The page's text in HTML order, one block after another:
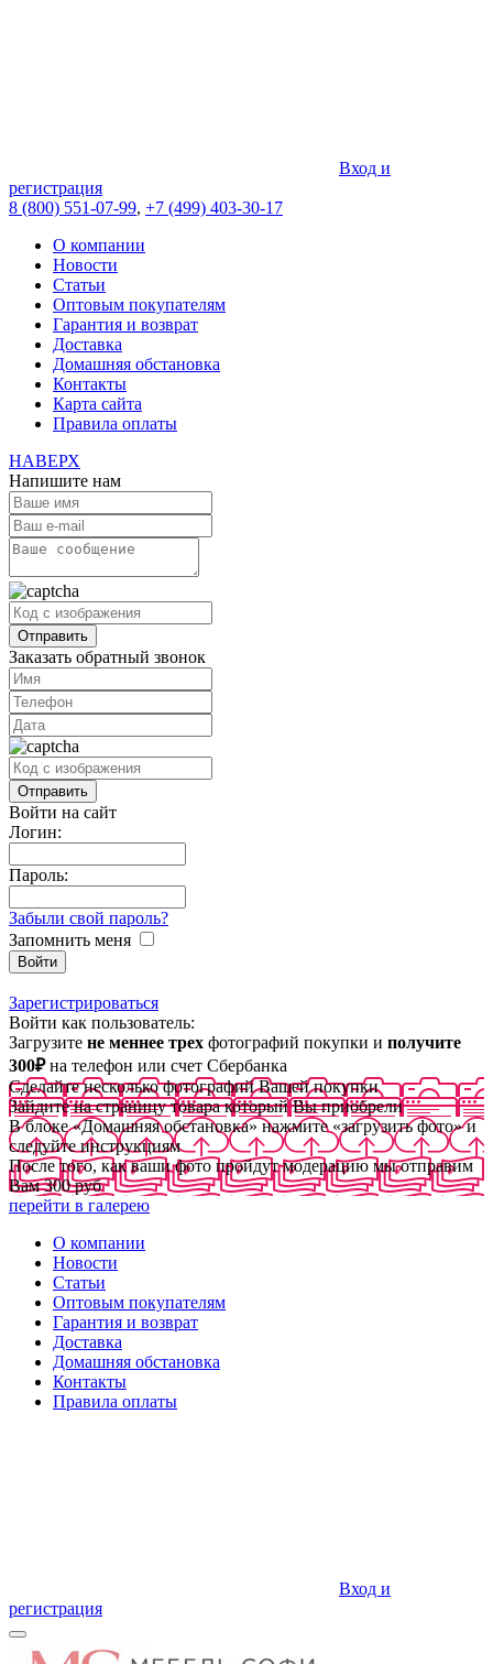
Вход и
регистрация
8 (800) 551-07-99, +7 (499) 403-30-17
О компании
Новости
Статьи
Оптовым покупателям
Гарантия и возврат
Доставка
Домашняя обстановка
Контакты
Карта сайта
Правила оплаты
НАВЕРХ
Напишите нам
Заказать обратный звонок
Войти на сайт
Логин:
Пароль:
Забыли свой пароль?
Запомнить меня
Зарегистрироваться
Войти как пользователь:
Загрузите не меннее трех фотографий покупки и получите
300₽на телефон или счет Сбербанка
Сделайте несколько фотографий Вашей покупки
Зайдите на страницу товара который Вы приобрели
В блоке «Домашняя обстановка» нажмите «загрузить фото» и
следуйте инструкциям
После того, как ваши фото пройдут модерацию мы отправим
Вам 300 руб
перейти в галерею
О компании
Новости
Статьи
Оптовым покупателям
Гарантия и возврат
Доставка
Домашняя обстановка
Контакты
Правила оплаты
Вход и
регистрация